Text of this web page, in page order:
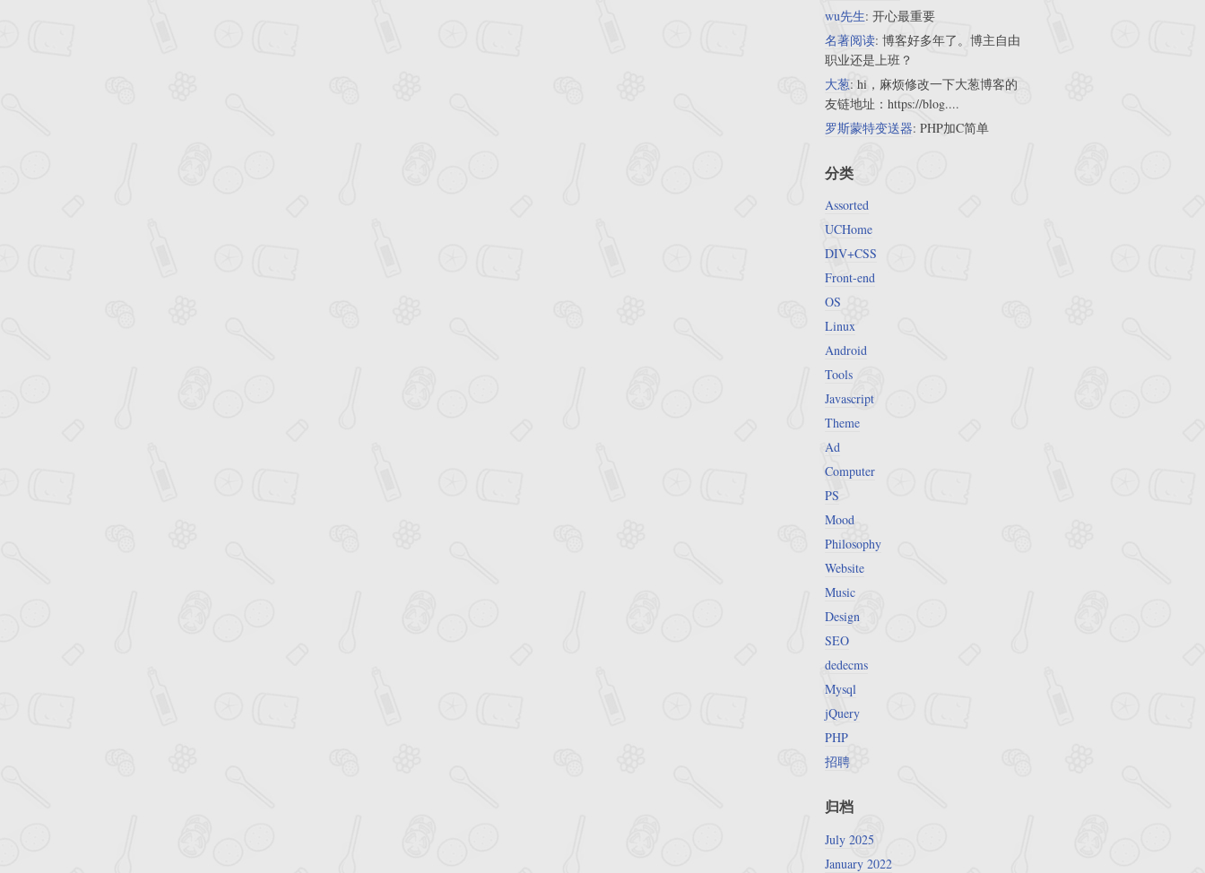
wu先生: 开心最重要
名著阅读: 博客好多年了。博主自由
职业还是上班？
大葱: hi，麻烦修改一下大葱博客的
友链地址：https://blog....
罗斯蒙特变送器: PHP加C简单
分类
Assorted
UCHome
DIV+CSS
Front-end
OS
Linux
Android
Tools
Javascript
Theme
Ad
Computer
PS
Mood
Philosophy
Website
Music
Design
SEO
dedecms
Mysql
jQuery
PHP
招聘
归档
July 2025
January 2022